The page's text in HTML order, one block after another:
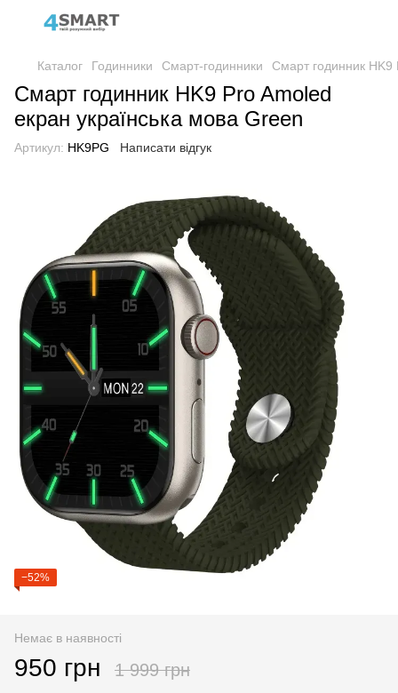
Каталог Годинники Смарт-годинники Смарт годинник HK9
Смарт годинник HK9 Pro Amoled
екран українська мова Green
Артикул: HK9PG Написати відгук
−52%
Немає в наявності
950 грн 1 999 грн